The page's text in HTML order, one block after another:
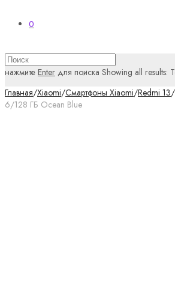
0
нажмите Enter для поиска Showing all results:
Главная/Xiaomi/Смартфоны Xiaomi/Redmi 13/
6/128 ГБ Ocean Blue